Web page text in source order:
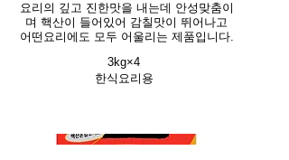
요리의 깊고 진한맛을 내는데 안성맞춤이
며 핵산이 들어있어 감칠맛이 뛰어나고
어떤요리에도 모두 어울리는 제품입니다.
3kg×4
한식요리용